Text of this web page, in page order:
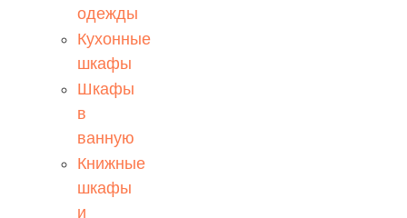
одежды
Кухонные
шкафы
Шкафы
в
ванную
Книжные
шкафы
и